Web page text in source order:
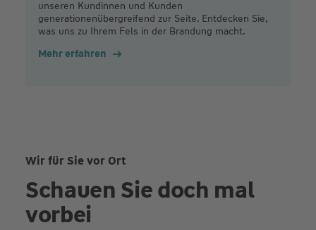
unseren Kundinnen und Kunden
generationenübergreifend zur Seite. Entdecken Sie,
was uns zu Ihrem Fels in der Brandung macht.
Mehr erfahren
Wir für Sie vor Ort
Schauen Sie doch mal
vorbei